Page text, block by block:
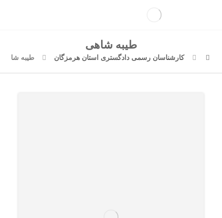
طیبه شاهی
کارشناسان رسمی دادگستری استان هرمزگان طیبه شاهی